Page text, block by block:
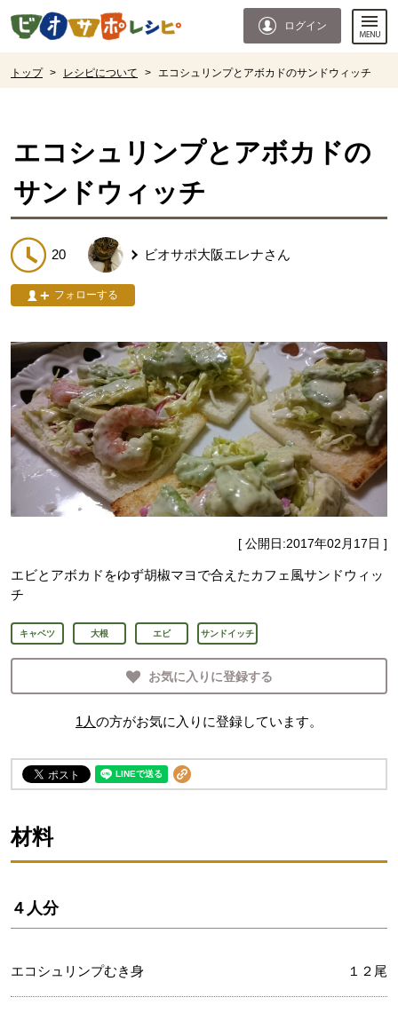
ページの先頭です。
ログイン
トップ > レシピについて > エコシュリンプとアボカドのサンドウィッチ
エコシュリンプとアボカドの
サンドウィッチ
20 ビオサポ大阪エレナさん
フォローする
[ 公開日:2017年02月17日 ]
エビとアボカドをゆず胡椒マヨで合えたカフェ風サンドウィッ
チ
キャベツ 大根 エビ サンドイッチ
お気に入りに登録する
1 人の方がお気に入りに登録しています。
材料
４人分
エコシュリンプむき身 １２尾